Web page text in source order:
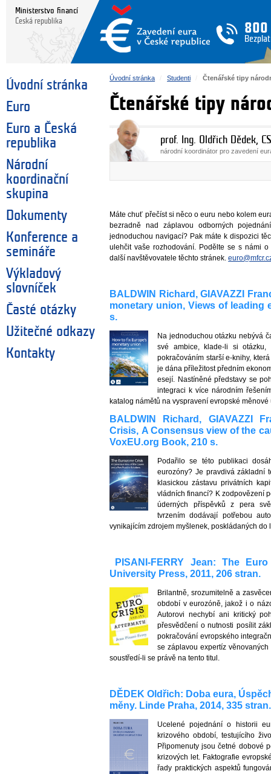
Ministerstvo financí
Česká republika
800
Úvodní stránka
Euro
Euro a Česká
republika
Národní
koordinační
skupina
Dokumenty
Konference a
semináře
Výkladový
slovníček
Časté otázky
Užitečné odkazy
Kontakty
Úvodní stránka Studenti Čtenářské tipy
Čtenářské tipy
prof. Ing. Oldřich Dědek,
národní koordinátor pro zavedení
Máte chuť přečíst si něco o euru nebo kolem
bezradně nad záplavou odborných
jednoduchou navigací? Pak máte k dispozici
ulehčit vaše rozhodování. Podělte se s námi
další navštěvovatele těchto stránek.
BALDWIN Richard, GIAVAZZI
monetary union, Views of leading
s.
Na jednoduchou otázku nebývá
své ambice, klade-li si
pokračováním starší e-knihy,
je dána příležitost předním
esejí. Nastíněné představy se
integraci k více národním
katalog námětů na vyspravení evropské měnové
BALDWIN Richard, GIAVAZZI
Crisis, A Consensus view of the
VoxEU.org Book, 210 s.
Podařilo se této publikaci
eurozóny? Je pravdivá základní
klasickou zástavu privátních
vládních financí? K zodpovězení
úderných příspěvků z pera
tvrzením dodávají potřebou
vynikajícím zdrojem myšlenek, poskládaných do
PISANI-FERRY Jean: The
University Press, 2011, 206 stran.
Brilantně, srozumitelně a
období v eurozóně, jakož i o
Autorovi nechybí ani kritický
přesvědčení o nutnosti posílit
pokračování evropského
se záplavou expertíz
soustředí-li se právě na tento titul.
DĚDEK Oldřich: Doba eura,
měny. Linde Praha, 2014, 335 stran.
Ucelené pojednání o historii
krizového období, testujícího
Připomenuty jsou četné dobové
krizových let. Faktografie
řady praktických aspektů